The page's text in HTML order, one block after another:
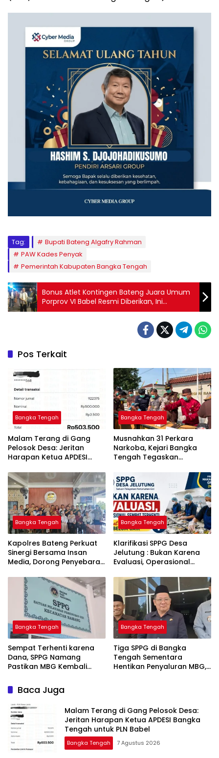
Tag:
Bupati Bateng Algafry Rahman
PAW Kades Penyak
Pemerintah Kabupaten Bangka Tengah
Bonus Atlet Kontingen Bateng Juara Umum
Porprov VI Babel Resmi Diberikan, Ini
Totalnya!!!
Pos Terkait
Bangka Tengah
Malam Terang di Gang
Pelosok Desa: Jeritan
Harapan Ketua APDESI
Babel
Bangka Tengah
Musnahkan 31 Perkara
Narkoba, Kejari Bangka
Tengah Tegaskan
Kejahatan Hingga Tuntas
Bangka Tengah
‎Kapolres Bateng Perkuat
Sinergi Bersama Insan
Media, Dorong Penyebaran
Layanan Polri 110
Bangka Tengah
‎Klarifikasi SPPG Desa
Jelutung : Bukan Karena
Evaluasi, Operasional
Dana Banper Belum Cair
Bangka Tengah
‎Sempat Terhenti karena
Dana, SPPG Namang
Pastikan MBG Kembali
Bangka Tengah
‎Tiga SPPG di Bangka
Tengah Sementara
Hentikan Penyaluran MBG,
Baca Juga
Malam Terang di Gang Pelosok Desa:
Jeritan Harapan Ketua APDESI Bangka
Tengah untuk PLN Babel
Bangka Tengah 7 Agustus 2026